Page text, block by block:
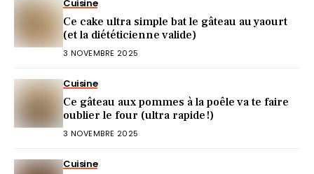
Cuisine
Ce cake ultra simple bat le gâteau au yaourt
(et la diététicienne valide)
3 NOVEMBRE 2025
Cuisine
Ce gâteau aux pommes à la poêle va te faire
oublier le four (ultra rapide !)
3 NOVEMBRE 2025
Cuisine